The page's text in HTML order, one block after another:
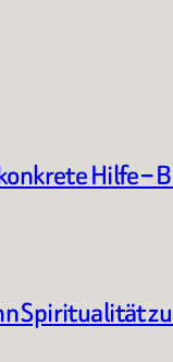
Hilfe –
Spiritualität